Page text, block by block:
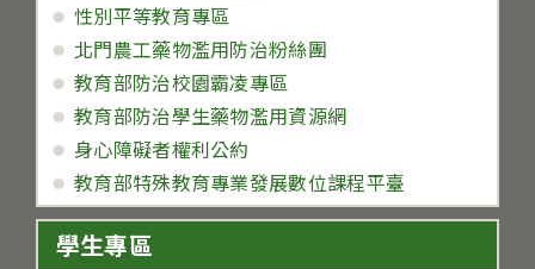
性別平等教育專區
北門農工藥物濫用防治粉絲團
教育部防治校園霸凌專區
教育部防治學生藥物濫用資源網
身心障礙者權利公約
教育部特殊教育專業發展數位課程平臺
學生專區